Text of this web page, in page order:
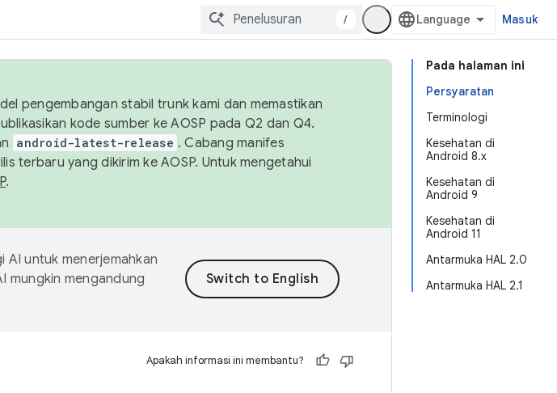
/ Masuk
Pada halaman ini
Persyaratan
Terminologi
Kesehatan di
Android 8.x
Kesehatan di
Android 9
Kesehatan di
Android 11
Antarmuka HAL 2.0
Antarmuka HAL 2.1
pengembangan stabil trunk kami dan memastikan
kode sumber ke AOSP pada Q2 dan Q4.
android-latest-release . Cabang manifes
terbaru yang dikirim ke AOSP. Untuk mengetahui
.
untuk menerjemahkan
mungkin mengandung
Apakah informasi ini membantu?